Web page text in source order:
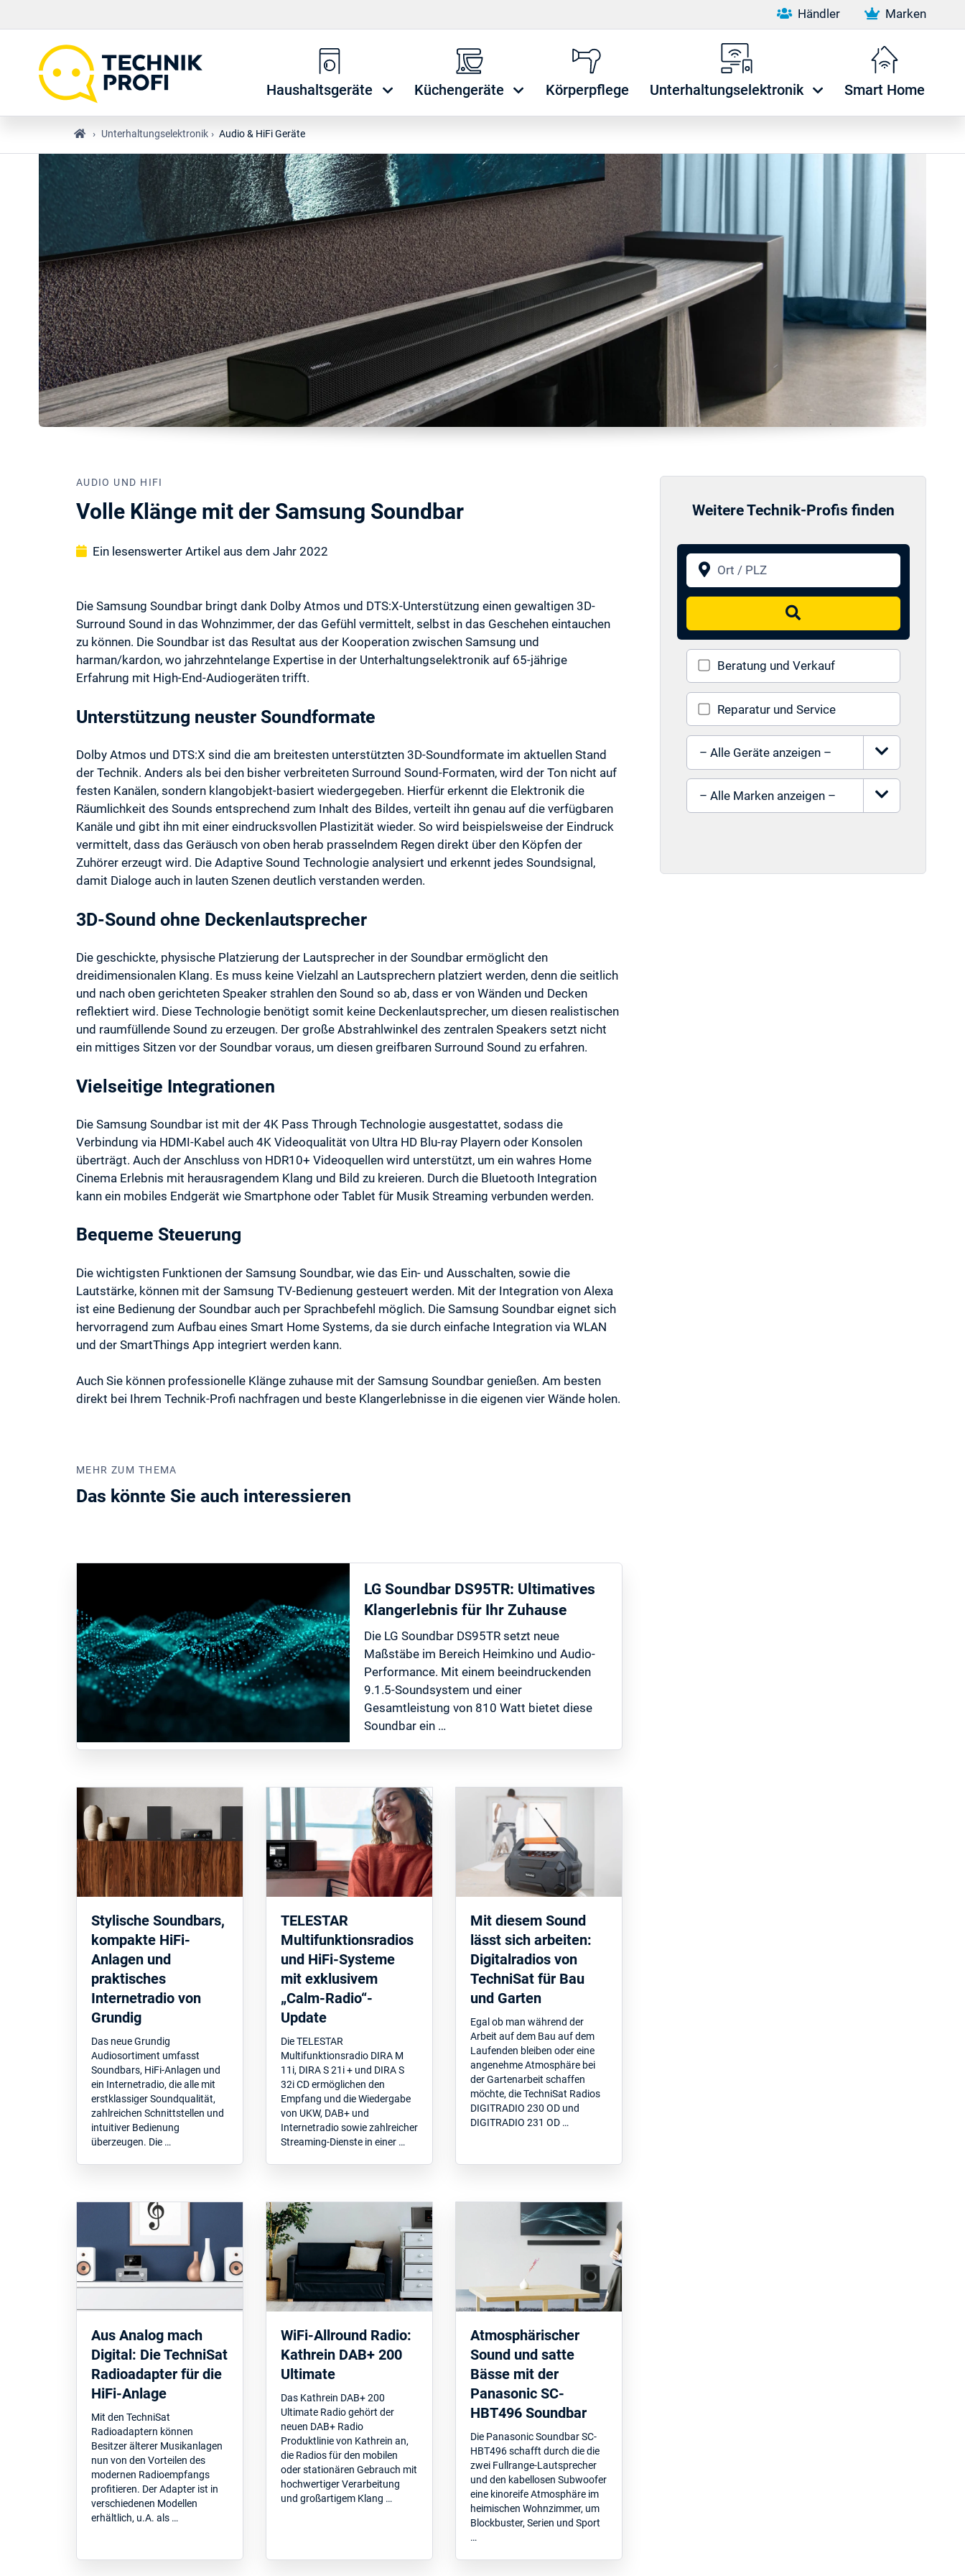
Händler Marken
Haushaltsgeräte Küchengeräte Körperpflege Unterhaltungselektronik Smart Home
› Unterhaltungselektronik › Audio & HiFi Geräte
AUDIO UND HIFI
Volle Klänge mit der Samsung Soundbar
Ein lesenswerter Artikel aus dem Jahr 2022
Die Samsung Soundbar bringt dank Dolby Atmos und DTS:X-Unterstützung einen gewaltigen 3D-
Surround Sound in das Wohnzimmer, der das Gefühl vermittelt, selbst in das Geschehen eintauchen
zu können. Die Soundbar ist das Resultat aus der Kooperation zwischen Samsung und
harman/kardon, wo jahrzehntelange Expertise in der Unterhaltungselektronik auf 65-jährige
Erfahrung mit High-End-Audiogeräten trifft.
Unterstützung neuster Soundformate
Dolby Atmos und DTS:X sind die am breitesten unterstützten 3D-Soundformate im aktuellen Stand
der Technik. Anders als bei den bisher verbreiteten Surround Sound-Formaten, wird der Ton nicht auf
festen Kanälen, sondern klangobjekt-basiert wiedergegeben. Hierfür erkennt die Elektronik die
Räumlichkeit des Sounds entsprechend zum Inhalt des Bildes, verteilt ihn genau auf die verfügbaren
Kanäle und gibt ihn mit einer eindrucksvollen Plastizität wieder. So wird beispielsweise der Eindruck
vermittelt, dass das Geräusch von oben herab prasselndem Regen direkt über den Köpfen der
Zuhörer erzeugt wird. Die Adaptive Sound Technologie analysiert und erkennt jedes Soundsignal,
damit Dialoge auch in lauten Szenen deutlich verstanden werden.
3D-Sound ohne Deckenlautsprecher
Die geschickte, physische Platzierung der Lautsprecher in der Soundbar ermöglicht den
dreidimensionalen Klang. Es muss keine Vielzahl an Lautsprechern platziert werden, denn die seitlich
und nach oben gerichteten Speaker strahlen den Sound so ab, dass er von Wänden und Decken
reflektiert wird. Diese Technologie benötigt somit keine Deckenlautsprecher, um diesen realistischen
und raumfüllende Sound zu erzeugen. Der große Abstrahlwinkel des zentralen Speakers setzt nicht
ein mittiges Sitzen vor der Soundbar voraus, um diesen greifbaren Surround Sound zu erfahren.
Vielseitige Integrationen
Die Samsung Soundbar ist mit der 4K Pass Through Technologie ausgestattet, sodass die
Verbindung via HDMI-Kabel auch 4K Videoqualität von Ultra HD Blu-ray Playern oder Konsolen
überträgt. Auch der Anschluss von HDR10+ Videoquellen wird unterstützt, um ein wahres Home
Cinema Erlebnis mit herausragendem Klang und Bild zu kreieren. Durch die Bluetooth Integration
kann ein mobiles Endgerät wie Smartphone oder Tablet für Musik Streaming verbunden werden.
Bequeme Steuerung
Die wichtigsten Funktionen der Samsung Soundbar, wie das Ein- und Ausschalten, sowie die
Lautstärke, können mit der Samsung TV-Bedienung gesteuert werden. Mit der Integration von Alexa
ist eine Bedienung der Soundbar auch per Sprachbefehl möglich. Die Samsung Soundbar eignet sich
hervorragend zum Aufbau eines Smart Home Systems, da sie durch einfache Integration via WLAN
und der SmartThings App integriert werden kann.
Auch Sie können professionelle Klänge zuhause mit der Samsung Soundbar genießen. Am besten
direkt bei Ihrem Technik-Profi nachfragen und beste Klangerlebnisse in die eigenen vier Wände holen.
MEHR ZUM THEMA
Das könnte Sie auch interessieren
LG Soundbar DS95TR: Ultimatives
Klangerlebnis für Ihr Zuhause
Die LG Soundbar DS95TR setzt neue
Maßstäbe im Bereich Heimkino und Audio-
Performance. Mit einem beeindruckenden
9.1.5-Soundsystem und einer
Gesamtleistung von 810 Watt bietet diese
Soundbar ein …
Stylische Soundbars,
kompakte HiFi-
Anlagen und
praktisches
Internetradio von
Grundig
Das neue Grundig
Audiosortiment umfasst
Soundbars, HiFi-Anlagen und
ein Internetradio, die alle mit
erstklassiger Soundqualität,
zahlreichen Schnittstellen und
intuitiver Bedienung
überzeugen. Die …
TELESTAR
Multifunktionsradios
und HiFi-Systeme
mit exklusivem
„Calm-Radio“-
Update
Die TELESTAR
Multifunktionsradio DIRA M
11i, DIRA S 21i + und DIRA S
32i CD ermöglichen den
Empfang und die Wiedergabe
von UKW, DAB+ und
Internetradio sowie zahlreicher
Streaming-Dienste in einer …
Mit diesem Sound
lässt sich arbeiten:
Digitalradios von
TechniSat für Bau
und Garten
Egal ob man während der
Arbeit auf dem Bau auf dem
Laufenden bleiben oder eine
angenehme Atmosphäre bei
der Gartenarbeit schaffen
möchte, die TechniSat Radios
DIGITRADIO 230 OD und
DIGITRADIO 231 OD …
Aus Analog mach
Digital: Die TechniSat
Radioadapter für die
HiFi-Anlage
Mit den TechniSat
Radioadaptern können
Besitzer älterer Musikanlagen
nun von den Vorteilen des
modernen Radioempfangs
profitieren. Der Adapter ist in
verschiedenen Modellen
erhältlich, u.A. als …
WiFi-Allround Radio:
Kathrein DAB+ 200
Ultimate
Das Kathrein DAB+ 200
Ultimate Radio gehört der
neuen DAB+ Radio
Produktlinie von Kathrein an,
die Radios für den mobilen
oder stationären Gebrauch mit
hochwertiger Verarbeitung
und großartigem Klang …
Atmosphärischer
Sound und satte
Bässe mit der
Panasonic SC-
HBT496 Soundbar
Die Panasonic Soundbar SC-
HBT496 schafft durch die die
zwei Fullrange-Lautsprecher
und den kabellosen Subwoofer
eine kinoreife Atmosphäre im
heimischen Wohnzimmer, um
Blockbuster, Serien und Sport
…
Weitere Technik-Profis finden
Ort / PLZ
Suchen
Beratung und Verkauf
Reparatur und Service
Gerät auswählen
Marke auswählen